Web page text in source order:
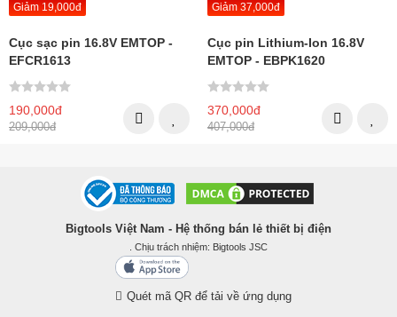
Giảm 19,000đ
Cục sạc pin 16.8V EMTOP -
EFCR1613
190,000đ
209,000đ
Giảm 37,000đ
Cục pin Lithium-Ion 16.8V
EMTOP - EBPK1620
370,000đ
407,000đ
Bigtools Việt Nam - Hệ thống bán lẻ thiết bị điện
. Chịu trách nhiệm: Bigtools JSC
Quét mã QR để tải về ứng dụng